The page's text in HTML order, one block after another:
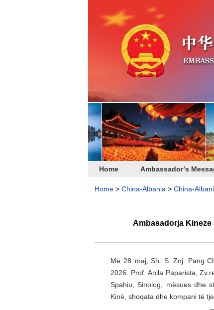
Home Ambassador’s
Home > China-Albania > China-
Ambasadorja
Më 28 maj, Sh. S. Znj. Pang
2026. Prof. Anila Paparista,
Spahiu, Sinolog, mësues dhe
Kinë, shoqata dhe kompani të